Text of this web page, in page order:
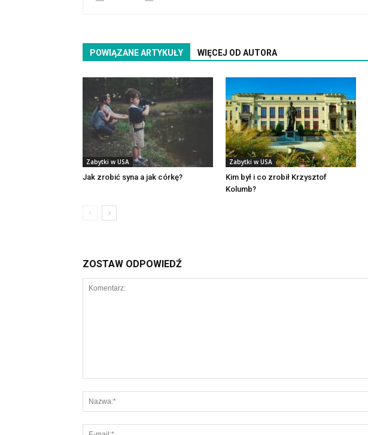
POWIĄZANE ARTYKUŁY WIĘCEJ OD AUTORA
Zabytki w USA
Jak zrobić syna a jak córkę?
Zabytki w USA
Kim był i co zrobił Krzysztof
Kolumb?
ZOSTAW ODPOWIEDŹ